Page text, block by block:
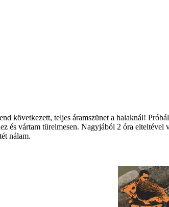
következett, teljes áramszünet a halaknál!
és vártam türelmesen. Nagyjából 2 óra
nálam.